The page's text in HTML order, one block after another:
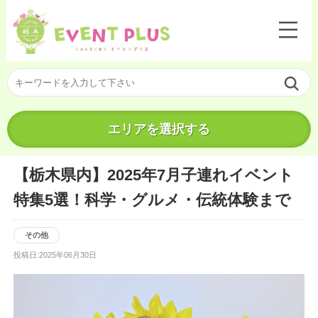
エリアを選択する
【栃木県内】2025年7月子連れイベント
特集5選！科学・グルメ・伝統体験まで
その他
投稿日:2025年06月30日